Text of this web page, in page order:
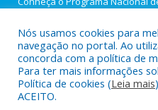
Todos os direitos reservados
Nós usamos cookies para
navegação no portal. Ao
concorda com a política de
Para ter mais informações
Política de cookies (Leia mais
ACEITO.